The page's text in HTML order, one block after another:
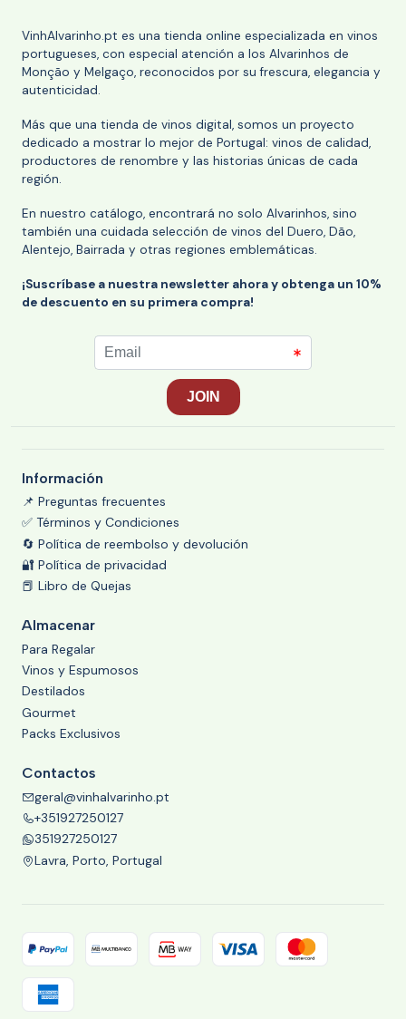
VinhAlvarinho.pt es una tienda online especializada en vinos
portugueses, con especial atención a los Alvarinhos de
Monção y Melgaço, reconocidos por su frescura, elegancia y
autenticidad.
Más que una tienda de vinos digital, somos un proyecto
dedicado a mostrar lo mejor de Portugal: vinos de calidad,
productores de renombre y las historias únicas de cada
región.
En nuestro catálogo, encontrará no solo Alvarinhos, sino
también una cuidada selección de vinos del Duero, Dão,
Alentejo, Bairrada y otras regiones emblemáticas.
¡Suscríbase a nuestra newsletter ahora y obtenga un 10%
de descuento en su primera compra!
Información
📌 Preguntas frecuentes
✅ Términos y Condiciones
🔄 Política de reembolso y devolución
🔐 Política de privacidad
📕 Libro de Quejas
Almacenar
Para Regalar
Vinos y Espumosos
Destilados
Gourmet
Packs Exclusivos
Contactos
geral@vinhalvarinho.pt
+351927250127
351927250127
Lavra, Porto, Portugal